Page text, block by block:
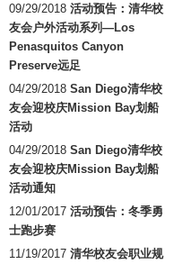
09/29/2018 活动预告：清华校
友会户外活动系列—Los
Penasquitos Canyon
Preserve远足
04/29/2018 San Diego清华校
友会迎校庆Mission Bay划船
活动
04/29/2018 San Diego清华校
友会迎校庆Mission Bay划船
活动通知
12/01/2017 活动预告：冬季勇
士跑步赛
11/19/2017 清华校友会职业规